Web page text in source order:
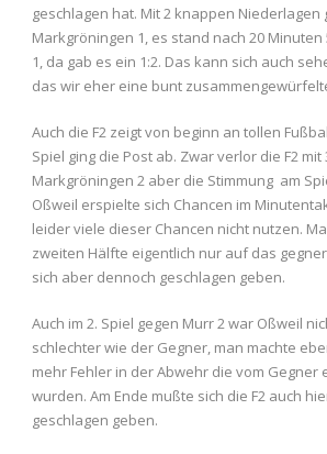
geschlagen hat. Mit 2 knappen Niederlagen
Markgröningen 1, es stand nach 20
1, da gab es ein 1:2. Das kann sich auch
das wir eher eine bunt
Auch die F2 zeigt von beginn an tollen
Spiel ging die Post ab. Zwar verlor die F2 mit
Markgröningen 2 aber die Stimmung am
Oßweil erspielte sich Chancen im
leider viele dieser Chancen nicht nutzen.
zweiten Hälfte eigentlich nur auf das
sich aber dennoch geschlagen geben.
Auch im 2. Spiel gegen Murr 2 war Oßweil
schlechter wie der Gegner, man machte
mehr Fehler in der Abwehr die vom Gegner
wurden. Am Ende mußte sich die F2 auch
geschlagen geben.